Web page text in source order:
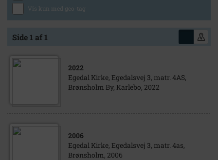
Vis kun med geo-tag
Side 1 af 1
2022
Egedal Kirke, Egedalsvej 3, matr. 4AS,
Brønsholm By, Karlebo, 2022
2006
Egedal Kirke, Egedalsvej 3, matr. 4as,
Brønsholm, 2006